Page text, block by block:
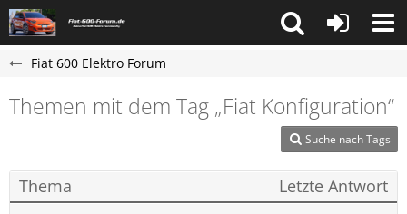
Fiat 600 Elektro Forum
Themen mit dem Tag „Fiat Konfiguration“
Suche nach Tags
Thema Letzte Antwort